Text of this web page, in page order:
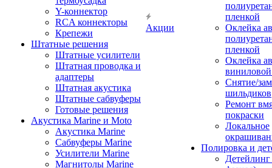
Y-коннектор
RCA коннекторы
Крепежи
Штатные решения
Штатные усилители
Штатная проводка и
адаптеры
Штатная акустика
Штатные сабвуферы
Готовые решения
Акустика Marine и Moto
Акустика Marine
Сабвуферы Marine
Усилители Marine
Магнитолы Marine
Акции
пленкой
Оклейка
пленкой
Оклейка
Снятие/
шильдиков
Ремонт
покраски
Локальное
Полировка и